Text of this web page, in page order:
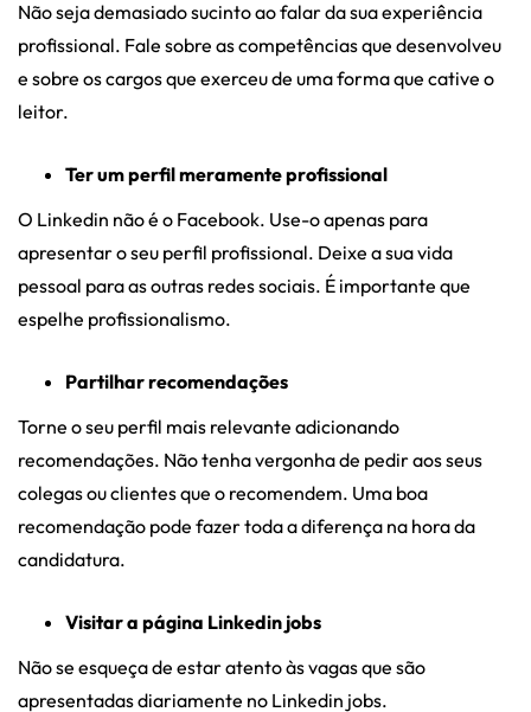
Não seja demasiado sucinto ao falar da sua experiência
profissional. Fale sobre as competências que desenvolveu
e sobre os cargos que exerceu de uma forma que cative o
leitor.
Ter um perfil meramente profissional
O Linkedin não é o Facebook. Use-o apenas para
apresentar o seu perfil profissional. Deixe a sua vida
pessoal para as outras redes sociais. É importante que
espelhe profissionalismo.
Partilhar recomendações
Torne o seu perfil mais relevante adicionando
recomendações. Não tenha vergonha de pedir aos seus
colegas ou clientes que o recomendem. Uma boa
recomendação pode fazer toda a diferença na hora da
candidatura.
Visitar a página Linkedin jobs
Não se esqueça de estar atento às vagas que são
apresentadas diariamente no Linkedin jobs.